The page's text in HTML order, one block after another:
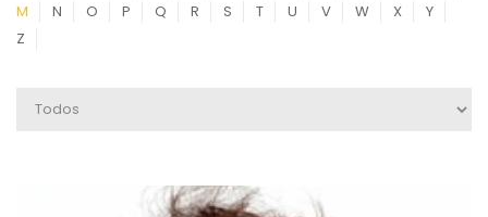
M
N O P Q R S T U V W X
Y
Z